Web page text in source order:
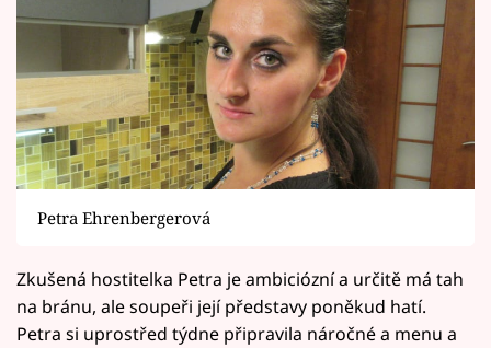
Petra Ehrenbergerová
Zkušená hostitelka Petra je ambiciózní a určitě má tah
na bránu, ale soupeři její představy poněkud hatí.
Petra si uprostřed týdne připravila náročné a menu a